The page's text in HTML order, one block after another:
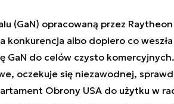
(GaN) opracowaną przez
konkurencja albo dopiero co
GaN do celów czysto
oczekuje się niezawodnej,
Obrony USA do użytku w